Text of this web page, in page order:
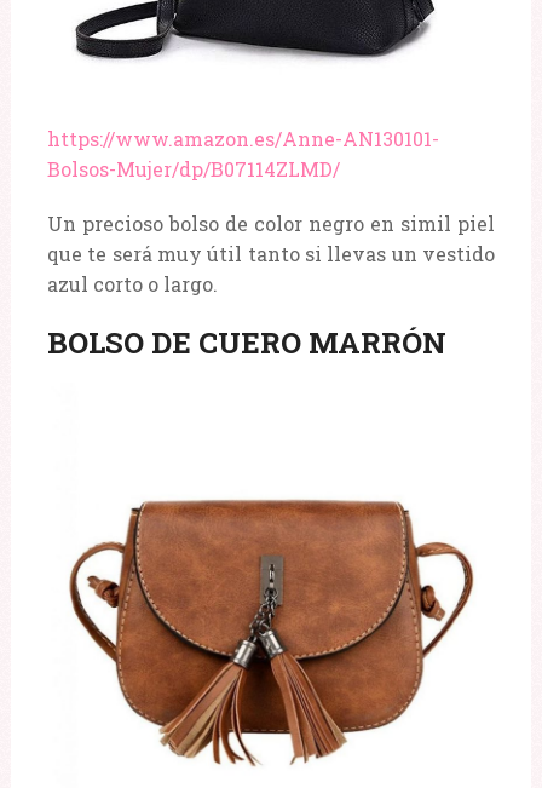
https://www.amazon.es/Anne-AN130101-
Bolsos-Mujer/dp/B07114ZLMD/
Un precioso bolso de color negro en simil piel
que te será muy útil tanto si llevas un vestido
azul corto o largo.
BOLSO DE CUERO MARRÓN